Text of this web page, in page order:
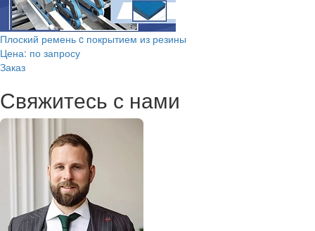
Плоский ремень c покрытием из резины
Цена: по запросу
Заказ
Свяжитесь с нами